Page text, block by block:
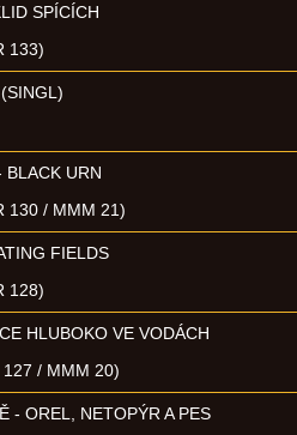
SPÍCÍCH
133)
BLACK URN
130 / MMM 21)
FIELDS
128)
HLUBOKO VE VODÁCH
/ MMM 20)
- OREL, NETOPÝR A PES